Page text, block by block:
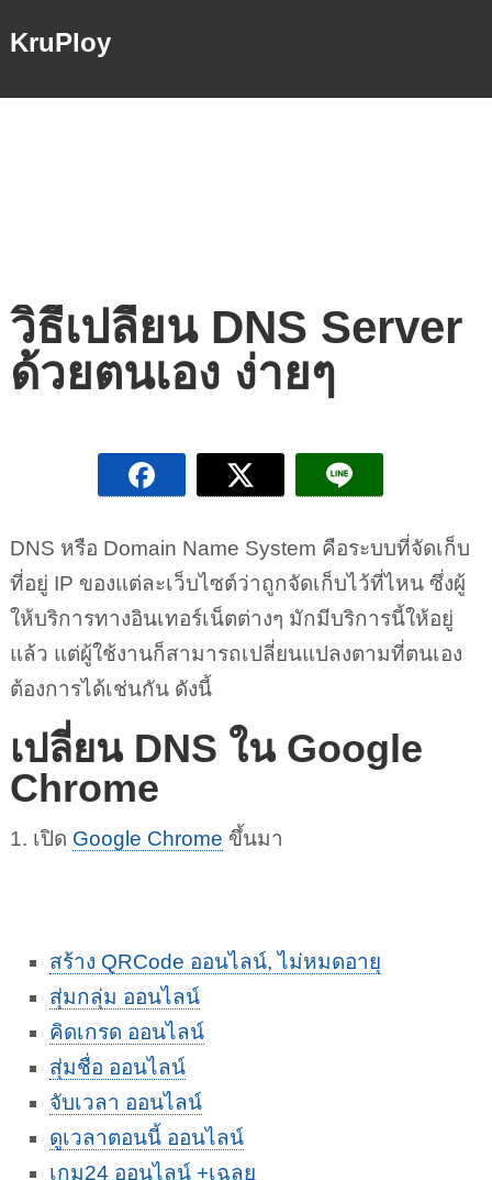
KruPloy
วิธีเปลี่ยน DNS Server
ด้วยตนเอง ง่ายๆ
DNS หรือ Domain Name System คือระบบที่จัดเก็บ
ที่อยู่ IP ของแต่ละเว็บไซต์ว่าถูกจัดเก็บไว้ที่ไหน ซึ่งผู้
ให้บริการทางอินเทอร์เน็ตต่างๆ มักมีบริการนี้ให้อยู่
แล้ว แต่ผู้ใช้งานก็สามารถเปลี่ยนแปลงตามที่ตนเอง
ต้องการได้เช่นกัน ดังนี้
เปลี่ยน DNS ใน Google
Chrome
1. เปิด Google Chrome ขึ้นมา
สร้าง QRCode ออนไลน์, ไม่หมดอายุ
สุ่มกลุ่ม ออนไลน์
คิดเกรด ออนไลน์
สุ่มชื่อ ออนไลน์
จับเวลา ออนไลน์
ดูเวลาตอนนี้ ออนไลน์
เกม24 ออนไลน์ +เฉลย